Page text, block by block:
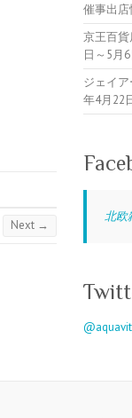
Next →
催事出店
京王百
日～5月
ジェイ
年4月22
北欧